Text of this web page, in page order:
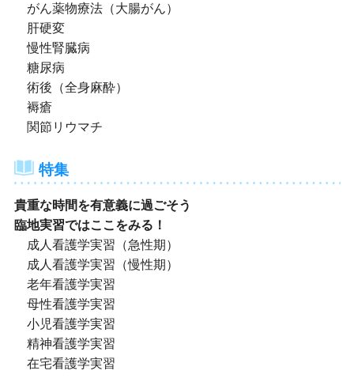
がん薬物療法（大腸がん）
肝硬変
慢性腎臓病
糖尿病
術後（全身麻酔）
褥瘡
関節リウマチ
特集
貴重な時間を有意義に過ごそう
臨地実習ではここをみる！
成人看護学実習（急性期）
成人看護学実習（慢性期）
老年看護学実習
母性看護学実習
小児看護学実習
精神看護学実習
在宅看護学実習